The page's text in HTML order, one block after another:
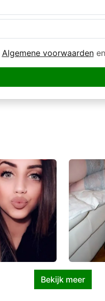
Algemene voorwaarden
Bekijk meer